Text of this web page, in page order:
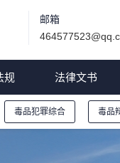
邮箱
规 法律文书
毒品犯罪综合 毒品